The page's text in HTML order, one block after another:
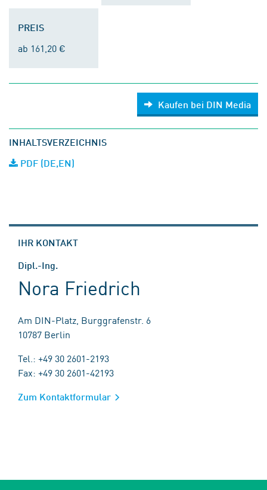
PREIS
ab 161,20 €
Kaufen bei DIN Media
INHALTSVERZEICHNIS
PDF (DE,EN)
IHR KONTAKT
Dipl.-Ing.
Nora Friedrich
Am DIN-Platz, Burggrafenstr. 6
10787 Berlin
Tel.: +49 30 2601-2193
Fax: +49 30 2601-42193
Zum Kontaktformular